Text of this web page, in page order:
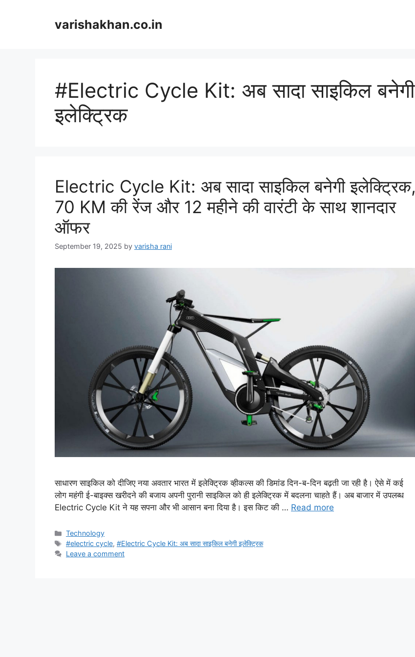
varishakhan.co.in
#Electric Cycle Kit: अब सादा साइकिल बनेगी
इलेक्ट्रिक
Electric Cycle Kit: अब सादा साइकिल बनेगी इलेक्ट्रिक,
70 KM की रेंज और 12 महीने की वारंटी के साथ शानदार
ऑफर
September 19, 2025 by varisha rani
साधारण साइकिल को दीजिए नया अवतार भारत में इलेक्ट्रिक व्हीकल्स की डिमांड दिन-ब-दिन बढ़ती जा रही है। ऐसे में कई
लोग महंगी ई-बाइक्स खरीदने की बजाय अपनी पुरानी साइकिल को ही इलेक्ट्रिक में बदलना चाहते हैं। अब बाजार में उपलब्ध
Electric Cycle Kit ने यह सपना और भी आसान बना दिया है। इस किट की … Read more
Categories
Technology
Tags
#electric cycle,#Electric Cycle Kit: अब सादा साइकिल बनेगी इलेक्ट्रिक
Leave a comment